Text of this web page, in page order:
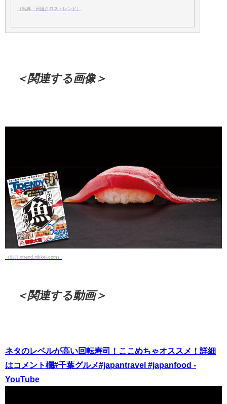
（出典：日経クロストレンド）
＜関連する画像＞
（出典 xtrend.nikkei.com）
＜関連する動画＞
ネタのレベルが高い回転寿司！ここめちゃオススメ！詳細
はコメント欄#千葉グルメ#japantravel #japanfood -
YouTube